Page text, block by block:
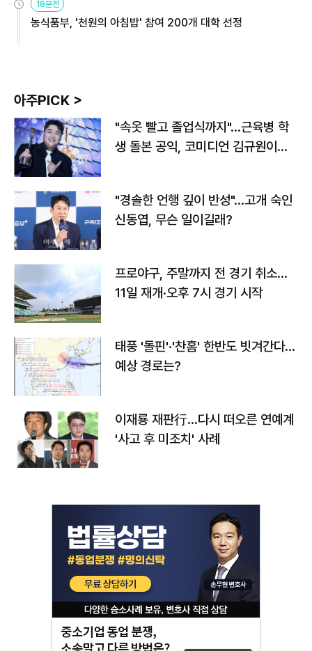
18분전
농식품부, '천원의 아침밥' 참여 200개 대학 선정
아주PICK >
"속옷 빨고 졸업식까지"…근육병 학
생 돌본 공익, 코미디언 김규원이었
"경솔한 언행 깊이 반성"…고개 숙인
신동엽, 무슨 일이길래?
프로야구, 주말까지 전 경기 취소…
11일 재개·오후 7시 경기 시작
태풍 '돌핀'·'찬홈' 한반도 빗겨간다…
예상 경로는?
이재룡 재판行…다시 떠오른 연예계
'사고 후 미조치' 사례